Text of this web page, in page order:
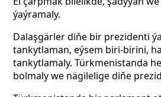
ýaýramaly.
Dalaşgärler diňe bir prezidenti
tankytlaman, eýsem biri-birini,
tankytlamaly. Türkmenistanda
bolmaly we nägilelige diňe